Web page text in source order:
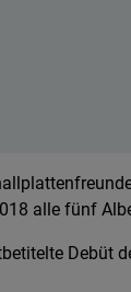
alle fünf
Debüt